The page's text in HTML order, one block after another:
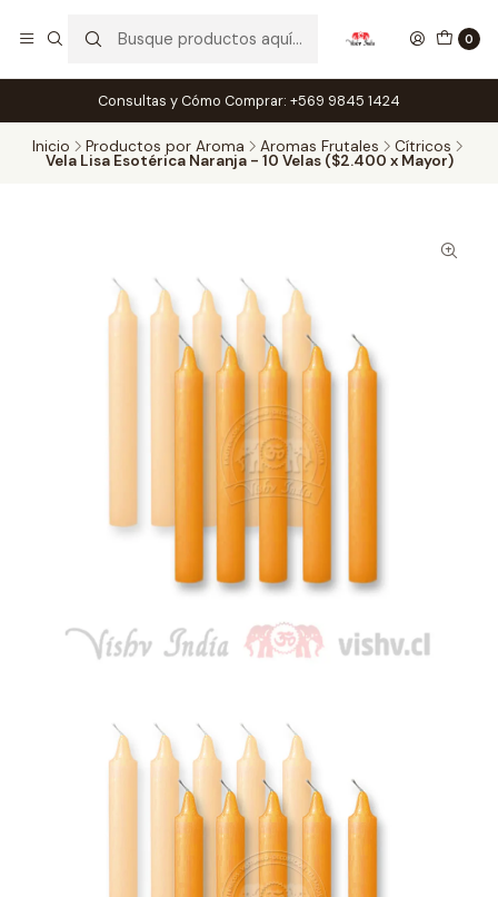
0
Consultas y Cómo Comprar: +569 9845 1424
Inicio Productos por Aroma Aromas Frutales Cítricos
Vela Lisa Esotérica Naranja - 10 Velas ($2.400 x Mayor)